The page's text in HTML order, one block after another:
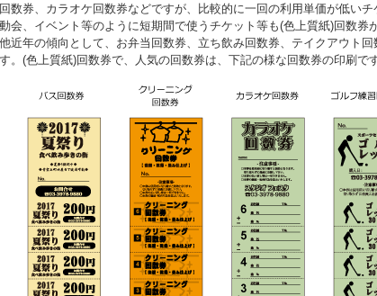
回数券、カラオケ回数券などですが、比較的に一回の利用単価が低い
動会、イベント等のように短期間で使うチケット等も(色上質紙)回数
他近年の傾向として、お弁当回数券、立ち飲み回数券、テイクアウト
す。(色上質紙)回数券で、人気の回数券は、下記の様な回数券の印刷です